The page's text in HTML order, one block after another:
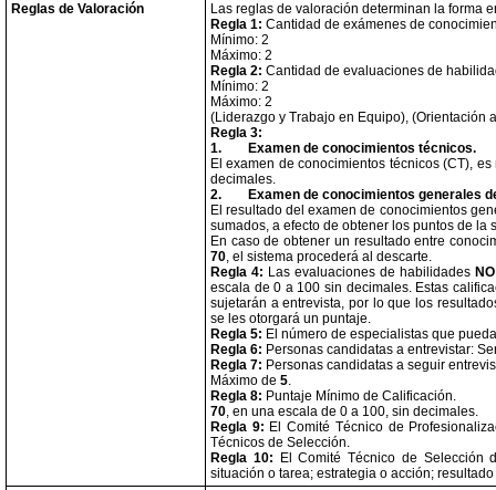
Reglas de Valoración
Las reglas de valoración determinan la forma
Regla 1: Cantidad de exámenes de
Mínimo: 2
Máximo: 2
Regla 2: Cantidad de evaluaciones de
Mínimo: 2
Máximo: 2
(Liderazgo y Trabajo en Equipo), (Orientación
Regla 3:
1.
Examen de conocimientos técnicos.
El examen de conocimientos técnicos (CT),
decimales.
2.
Examen de conocimientos generales
El resultado del examen de conocimientos
sumados, a efecto de obtener los puntos de
En caso de obtener un resultado entre
70, el sistema procederá al descarte.
Regla 4: Las evaluaciones de habilidades NO
escala de 0 a 100 sin decimales. Estas
sujetarán a entrevista, por lo que los
se les otorgará un puntaje.
Regla 5: El número de especialistas que
Regla 6: Personas candidatas a entrevistar:
Regla 7: Personas candidatas a seguir
Máximo de 5.
Regla 8: Puntaje Mínimo de Calificación.
70, en una escala de 0 a 100, sin decimales.
Regla 9: El Comité Técnico de
Técnicos de Selección.
Regla 10: El Comité Técnico de Selección
situación o tarea; estrategia o acción;